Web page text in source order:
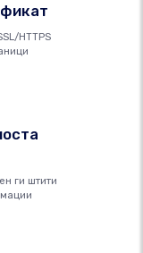
HTTPS
ги штити